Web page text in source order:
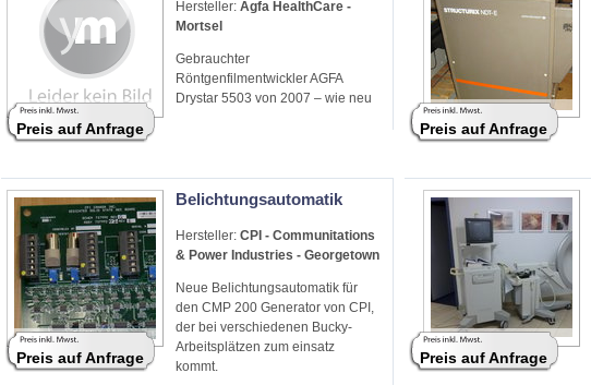
Hersteller: Agfa HealthCare -
Mortsel
Gebrauchter
Röntgenfilmentwickler AGFA
Drystar 5503 von 2007 – wie neu
Preis auf Anfrage Preis auf Anfrage
Belichtungsautomatik
Hersteller: CPI - Communitations
& Power Industries - Georgetown
Neue Belichtungsautomatik für
den CMP 200 Generator von CPI,
der bei verschiedenen Bucky-
Arbeitsplätzen zum einsatz
kommt.
Preis auf Anfrage Preis auf Anfrage